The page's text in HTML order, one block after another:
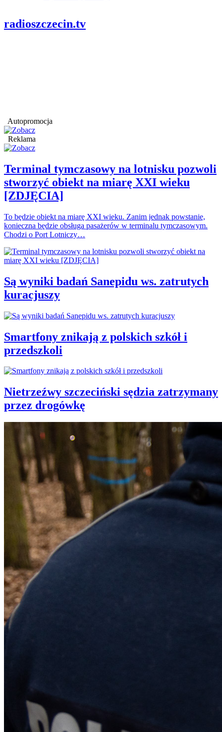
radioszczecin.tv
Autopromocja
Reklama
Terminal tymczasowy na lotnisku pozwoli
stworzyć obiekt na miarę XXI wieku
[ZDJĘCIA]
To będzie obiekt na miarę XXI wieku. Zanim jednak powstanie,
konieczna będzie obsługa pasażerów w terminalu tymczasowym.
Chodzi o Port Lotniczy…
Są wyniki badań Sanepidu ws. zatrutych
kuracjuszy
Smartfony znikają z polskich szkół i
przedszkoli
Nietrzeźwy szczeciński sędzia zatrzymany
przez drogówkę